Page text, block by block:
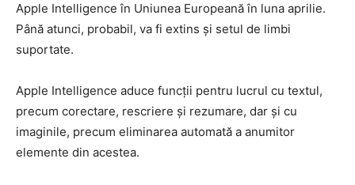
Apple Intelligence în Uniunea Europeană în luna aprilie.
Până atunci, probabil, va fi extins şi setul de limbi
suportate.
Apple Intelligence aduce funcţii pentru lucrul cu textul,
precum corectare, rescriere şi rezumare, dar şi cu
imaginile, precum eliminarea automată a anumitor
elemente din acestea.